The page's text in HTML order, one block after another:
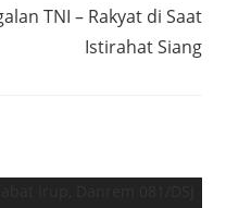
TNI – Rakyat di Saat
Istirahat Siang